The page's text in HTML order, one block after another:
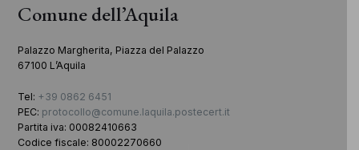
Comune dell’Aquila
Palazzo Margherita, Piazza del Palazzo
67100 L’Aquila
Tel: +39 0862 6451
PEC: protocollo@comune.laquila.postecert.it
Partita iva: 00082410663
Codice fiscale: 80002270660